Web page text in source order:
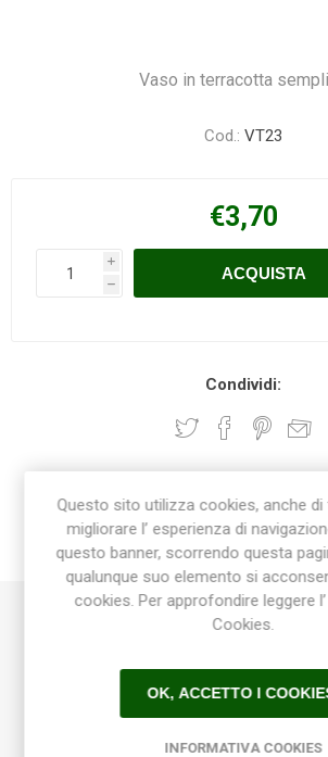
Vaso in terracotta
Cod.: VT23
€3,70
i
h
Condividi:
DESCRIZIONE
CONTATTI
Linea di vasi che sposa tradizione
“graffiatura” parziale alle diverse tonalità
Questo sito utilizza cookies, anche di
migliorare l’ esperienza di
questo banner, scorrendo questa
qualunque suo elemento si
cookies. Per approfondire leggere
Cookies.
OK, ACCETTO I
INFORMATIVA COOKIES